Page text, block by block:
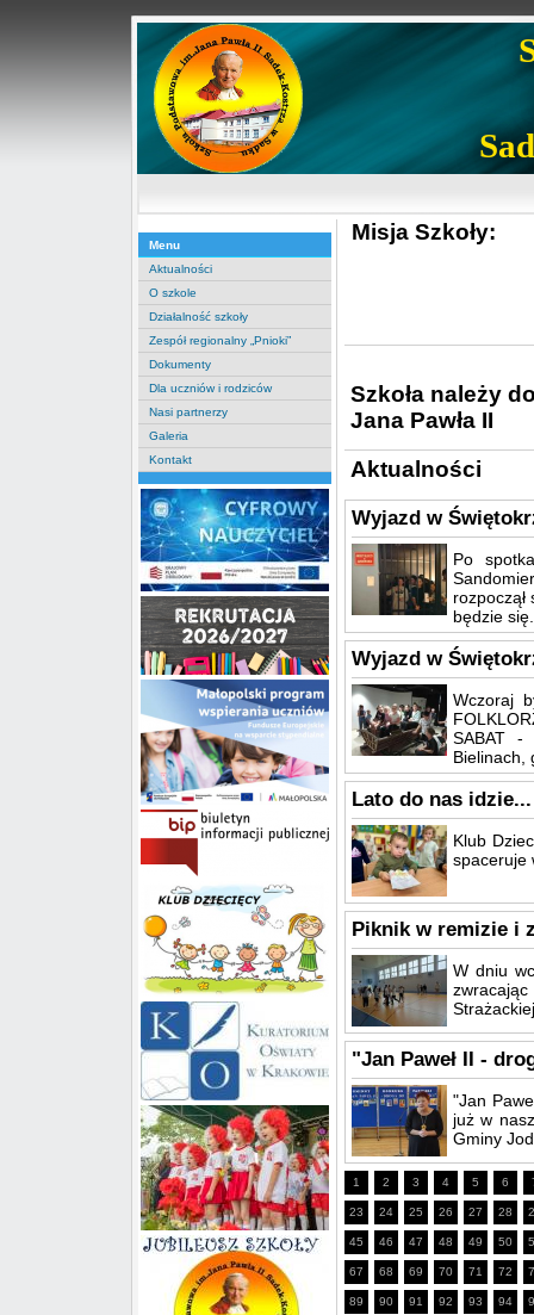
Menu
Aktualności
O szkole
Działalność szkoły
Zespół regionalny „Pnioki”
Dokumenty
Dla uczniów i rodziców
Nasi partnerzy
Galeria
Kontakt
Misja Szkoły:
Szkoła należy
Jana Pawła II
Aktualności
Wyjazd w
Po
będzie
Wyjazd w
Wczoraj
SABAT -
Bielinach,
Lato do nas idzie...
Klub
spaceruje
Piknik w remizie i
W dniu
"Jan Paweł II -
"Jan
już w
Gminy
1 2 3 4 5 6
23 24 25 26 27 28
45 46 47 48 49 50
67 68 69 70 71 72
89 90 91 92 93 94